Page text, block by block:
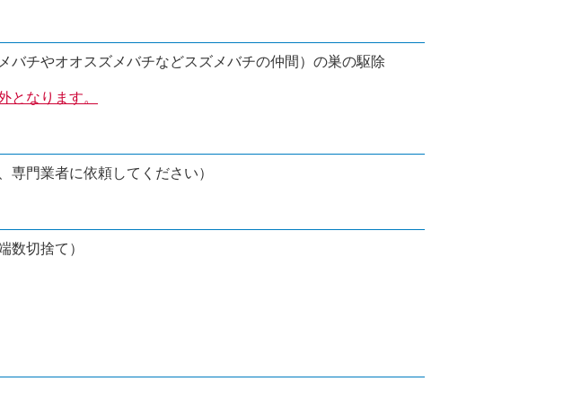
チやオオスズメバチなどスズメバチの仲間）の巣の駆除
となります。
門業者に依頼してください）
数切捨て）